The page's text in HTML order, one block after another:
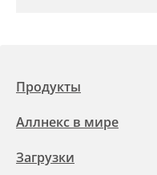
Продукты
Аллнекс в мире
Загрузки